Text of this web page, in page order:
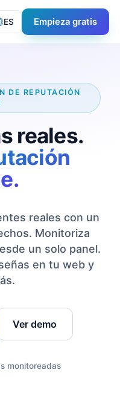
ES Empieza gratis
DE REPUTACIÓN
reales.
reales con un
Monitoriza
un solo panel.
en tu web y
Ver demo
monitoreadas